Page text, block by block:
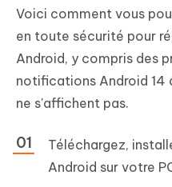
Voici comment vous
en toute sécurité pour
Android, y compris des
notifications Android 14
ne s'affichent pas.
Téléchargez,
Android sur votre